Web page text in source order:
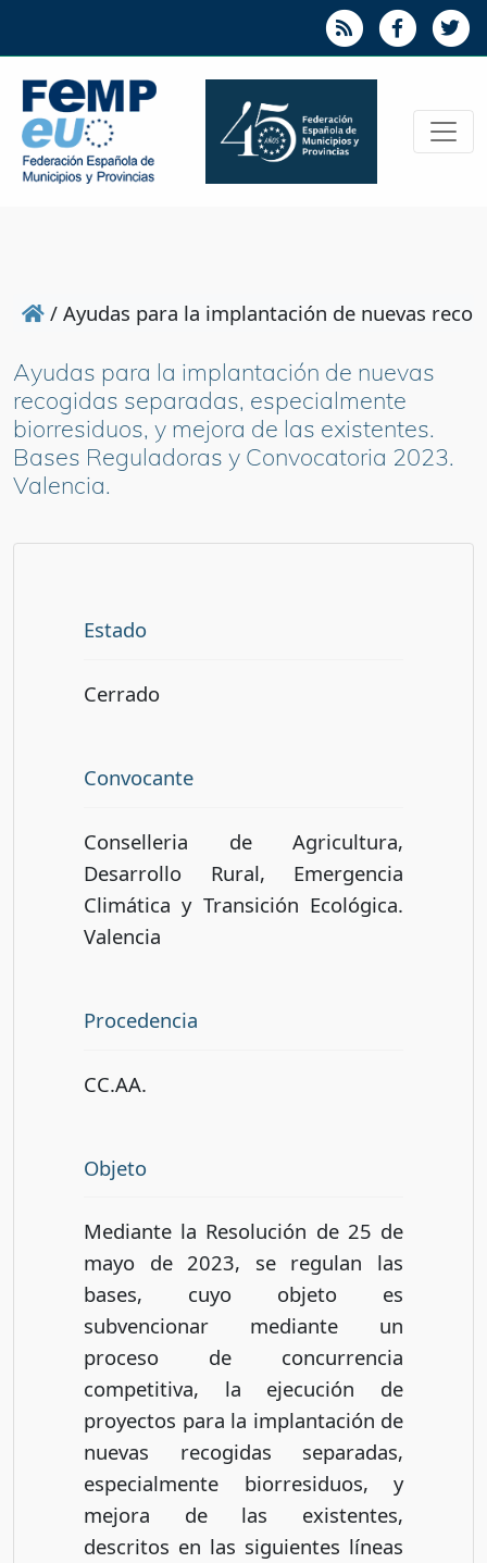
/ Ayudas para la implantación de nuevas
Ayudas para la implantación de nuevas
recogidas separadas, especialmente
biorresiduos, y mejora de las existentes.
Bases Reguladoras y Convocatoria 2023.
Valencia.
Estado
Cerrado
Convocante
Conselleria de Agricultura,
Desarrollo Rural, Emergencia
Climática y Transición Ecológica.
Valencia
Procedencia
CC.AA.
Objeto
Mediante la Resolución de 25 de
mayo de 2023, se regulan las
bases, cuyo objeto es
subvencionar mediante un
proceso de concurrencia
competitiva, la ejecución de
proyectos para la implantación de
nuevas recogidas separadas,
especialmente biorresiduos, y
mejora de las existentes,
descritos en las siguientes líneas